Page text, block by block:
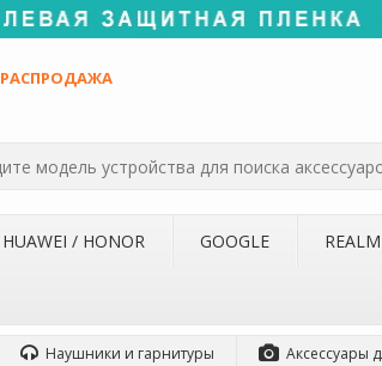
РАСПРОДАЖА
HUAWEI / HONOR GOOGLE
Наушники и гарнитуры Аксессуары